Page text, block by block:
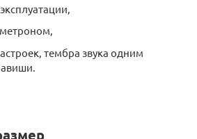
тембра звука одним